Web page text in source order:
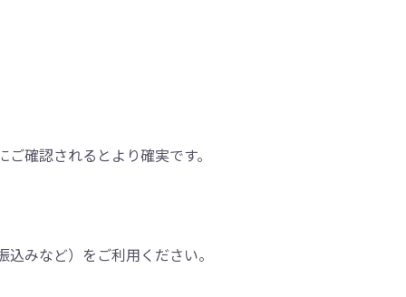
確認されるとより確実です。
みなど）をご利用ください。